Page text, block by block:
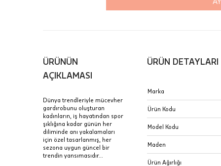
Stoklar çok
Taksit
Tek Çekim
2 Taksit
E-Posta Adresi
ÜRÜNÜN
AÇIKLAMASI
Dünya trendleriyle mücevher
gardırobunu oluşturan
kadınların, iş hayatından spor
şıklığına kadar günün her
diliminde anı yakalamaları
için özel tasarlanmış, her
sezona uygun güncel bir
trendin yansımasıdır...
ÜRÜN DETAYLARI
Marka
Ürün Kodu
Model Kodu
Maden
Ürün Ağırlığı
Sertifika
JTR |
Sipariş